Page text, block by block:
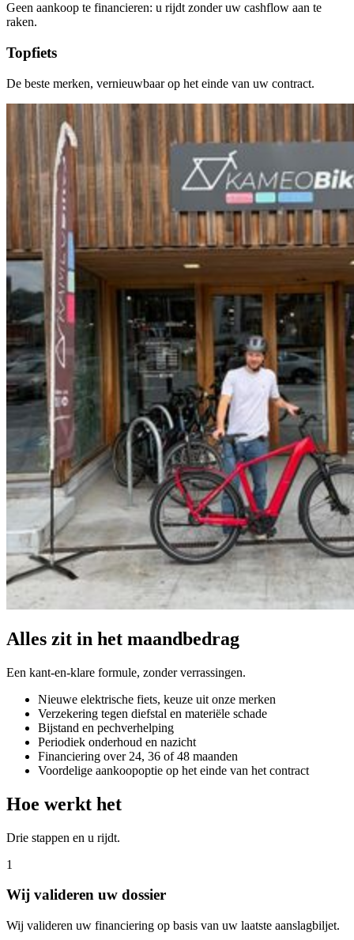
Geen aankoop te financieren: u rijdt zonder uw cashflow aan te
raken.
Topfiets
De beste merken, vernieuwbaar op het einde van uw contract.
Alles zit in het maandbedrag
Een kant-en-klare formule, zonder verrassingen.
Nieuwe elektrische fiets, keuze uit onze merken
Verzekering tegen diefstal en materiële schade
Bijstand en pechverhelping
Periodiek onderhoud en nazicht
Financiering over 24, 36 of 48 maanden
Voordelige aankoopoptie op het einde van het contract
Hoe werkt het
Drie stappen en u rijdt.
1
Wij valideren uw dossier
Wij valideren uw financiering op basis van uw laatste aanslagbiljet.